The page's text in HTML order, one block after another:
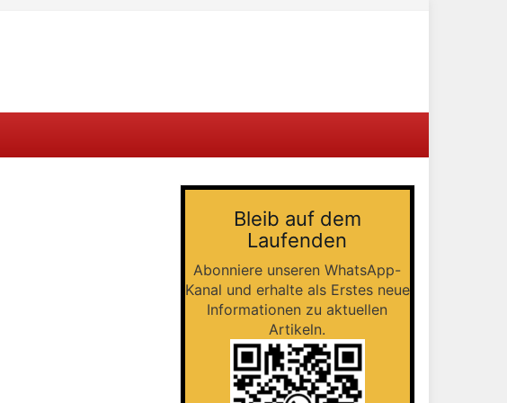
Bleib auf dem
Laufenden
Abonniere unseren WhatsApp-
Kanal und erhalte als Erstes neue
Informationen zu aktuellen
Artikeln.